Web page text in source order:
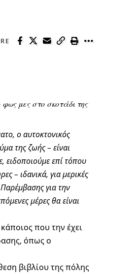
μες στο σκοτάδι της
ο αυτοκτονικός
της ζωής – είναι
ειδοποιούμε επί τόπου
– ιδανικά, για μερικές
για την
μέρες θα είναι
που την έχει
όπως ο
βιβλίου της πόλης